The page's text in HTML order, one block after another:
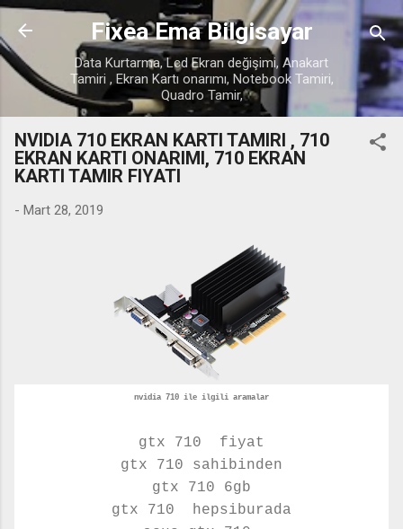
Ana içeriğe atla
Fixea Ema Bilgisayar
Data Kurtarma, Lcd Ekran değişimi, Anakart
Tamiri , Ekran Kartı onarımı, Notebook Tamiri,
Quadro Tamir,
NVIDIA 710 EKRAN KARTI TAMIRI , 710
EKRAN KARTI ONARIMI, 710 EKRAN
KARTI TAMIR FIYATI
- Mart 28, 2019
nvidia 710 ile ilgili aramalar
gtx 710 fiyat
gtx 710 sahibinden
gtx 710 6gb
gtx 710 hepsiburada